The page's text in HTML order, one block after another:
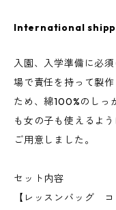
International
入園、入学準備に必
場で責任を持って製
ため、綿100%のしっ
も女の子も使えるよ
ご用意しました。
セット内容
【レッスンバッグ